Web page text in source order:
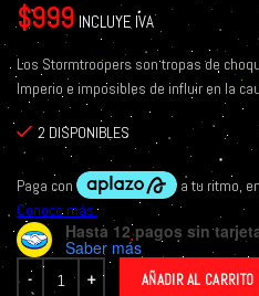
$999 INCLUYE IVA
Los Stormtroopers son tropas de
Imperio e imposibles de influir en la
2 DISPONIBLES
Hasta 12 pagos sin
Saber más
AÑADIR AL CARRITO